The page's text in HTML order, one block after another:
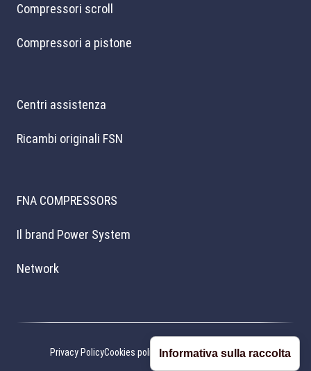
Compressori scroll
Compressori a pistone
Centri assistenza
Ricambi originali FSN
FNA COMPRESSORS
Il brand Power System
Network
Privacy PolicyCookies policyPreferenze cookieCredits
Informativa sulla raccolta